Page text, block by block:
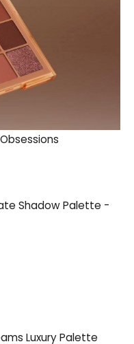
Shadow Palette -
Luxury Palette